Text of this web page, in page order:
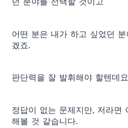
어떤 분은 내가 하고 싶었던
겠죠.
판단력을 잘 발휘해야 할텐데
정답이 없는 문제지만, 저라면
해볼 것 같습니다.